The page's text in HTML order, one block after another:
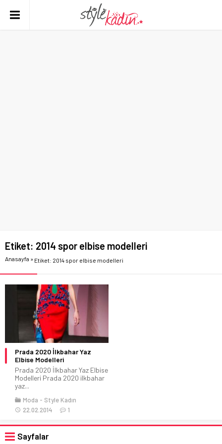
Etiket: 2014 spor elbise modelleri
Anasayfa » Etiket: 2014 spor elbise modelleri
Prada 2020 İlkbahar Yaz
Elbise Modelleri
Prada 2020 İlkbahar Yaz Elbise
Modelleri Prada 2020 ilkbahar
yaz...
Moda
Style Kadın
22.02.2014
1
Sayfalar